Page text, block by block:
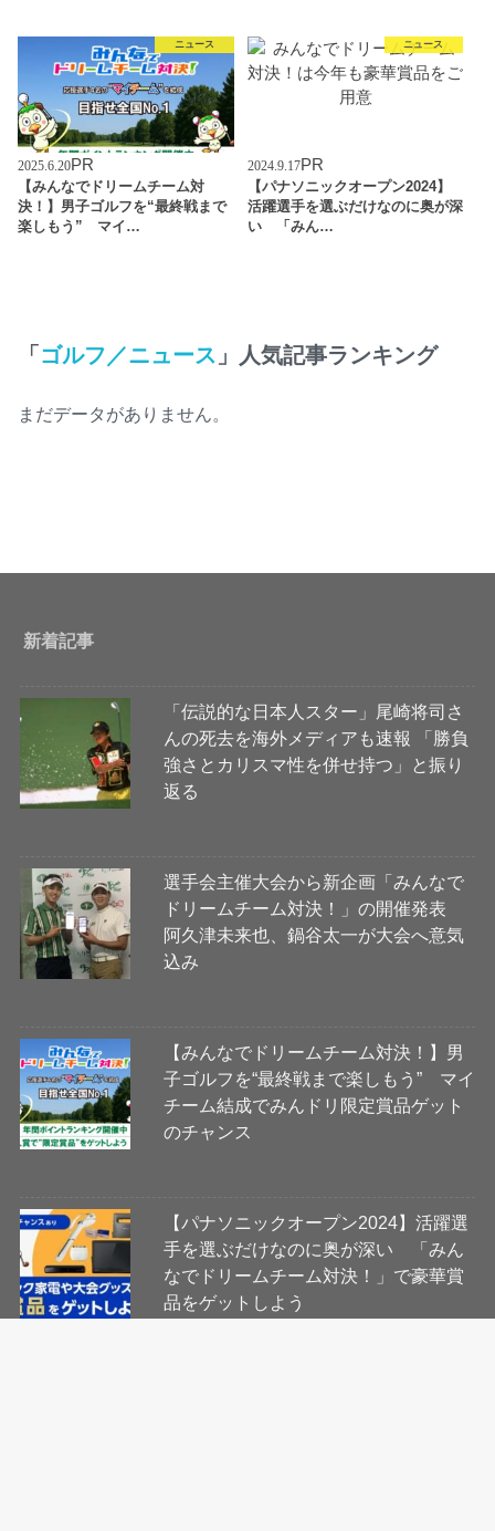
ニュース
2025.6.20PR
【みんなでドリームチーム対
決！】男子ゴルフを“最終戦まで
楽しもう” マイ…
ニュース
2024.9.17PR
【パナソニックオープン2024】
活躍選手を選ぶだけなのに奥が深
い 「みん…
「ゴルフ／ニュース 」人気記事ランキング
まだデータがありません。
新着記事
「伝説的な日本人スター」尾崎将司さ
んの死去を海外メディアも速報 「勝負
強さとカリスマ性を併せ持つ」と振り
返る
選手会主催大会から新企画「みんなで
ドリームチーム対決！」の開催発表
阿久津未来也、鍋谷太一が大会へ意気
込み
【みんなでドリームチーム対決！】男
子ゴルフを“最終戦まで楽しもう” マイ
チーム結成でみんドリ限定賞品ゲット
のチャンス
【パナソニックオープン2024】活躍選
手を選ぶだけなのに奥が深い 「みん
なでドリームチーム対決！」で豪華賞
品をゲットしよう